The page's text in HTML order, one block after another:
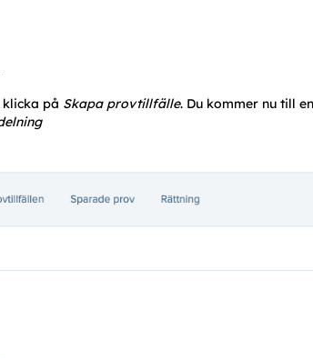
på Skapa provtillfälle. Du kommer nu till